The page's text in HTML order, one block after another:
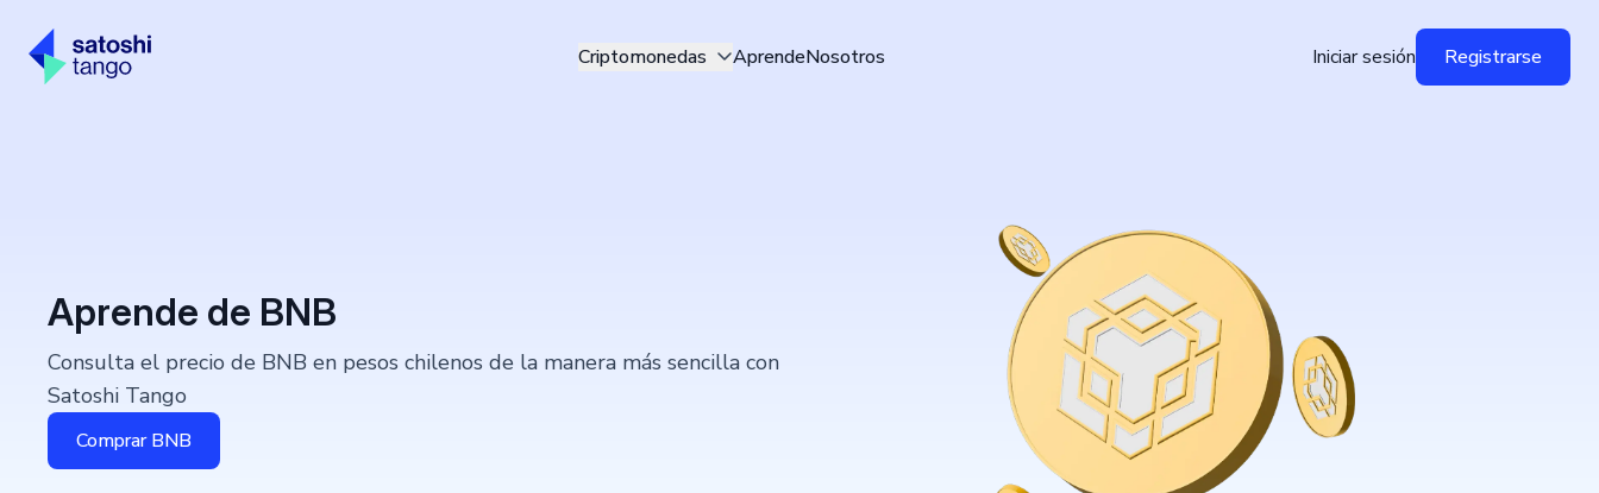
Criptomonedas AprendeNosotros Iniciar sesión Registrarse
Aprende de BNB
Consulta el precio de BNB en pesos chilenos de la manera más sencilla con
Satoshi Tango
Comprar BNB